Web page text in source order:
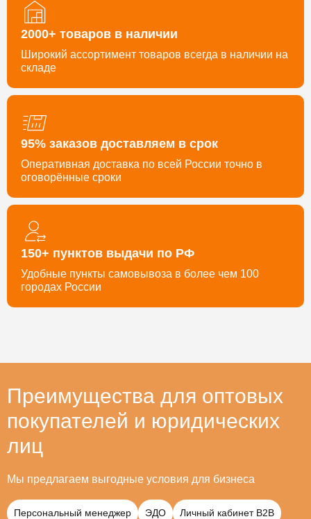
2000+ товаров в наличии
Широкий ассортимент товаров всегда в наличии на
складе
95% заказов доставляем в срок
Оперативная доставка по всей России точно в
оговорённые сроки
150+ пунктов выдачи по РФ
Удобные пункты самовывоза в более чем 100
городах России
Преимущества для оптовых
покупателей и юридических
лиц
Мы предлагаем выгодные условия для бизнеса
Персональный менеджер ЭДО Личный кабинет B2B